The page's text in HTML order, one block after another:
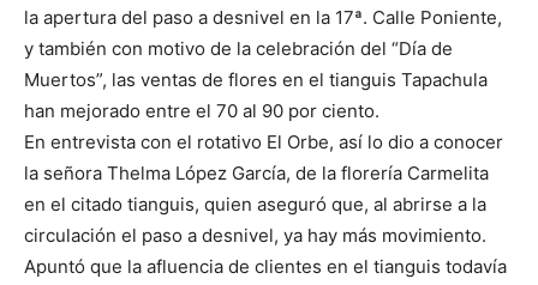
la apertura del paso a desnivel en la 17ª. Calle Poniente,
y también con motivo de la celebración del “Día de
Muertos”, las ventas de flores en el tianguis Tapachula
han mejorado entre el 70 al 90 por ciento.
En entrevista con el rotativo El Orbe, así lo dio a conocer
la señora Thelma López García, de la florería Carmelita
en el citado tianguis, quien aseguró que, al abrirse a la
circulación el paso a desnivel, ya hay más movimiento.
Apuntó que la afluencia de clientes en el tianguis todavía